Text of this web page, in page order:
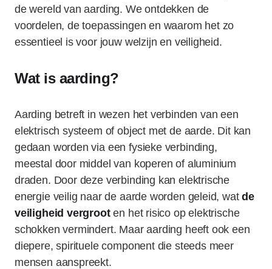
de wereld van aarding. We ontdekken de
voordelen, de toepassingen en waarom het zo
essentieel is voor jouw welzijn en veiligheid.
Wat is aarding?
Aarding betreft in wezen het verbinden van een
elektrisch systeem of object met de aarde. Dit kan
gedaan worden via een fysieke verbinding,
meestal door middel van koperen of aluminium
draden. Door deze verbinding kan elektrische
energie veilig naar de aarde worden geleid, watde
veiligheid vergrooten het risico op elektrische
schokken vermindert. Maar aarding heeft ook een
diepere, spirituele component die steeds meer
mensen aanspreekt.